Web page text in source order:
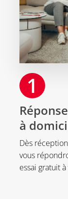
1
à
Dès
vous
essai gratuit